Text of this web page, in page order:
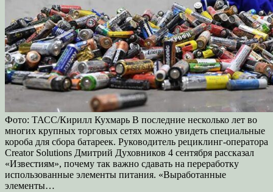
Фото: ТАСС/Кирилл Кухмарь В последние несколько лет во
многих крупных торговых сетях можно увидеть специальные
короба для сбора батареек. Руководитель рециклинг-оператора
Creator Solutions Дмитрий Духовников 4 сентября рассказал
«Известиям», почему так важно сдавать на переработку
использованные элементы питания. «Выработанные
элементы…